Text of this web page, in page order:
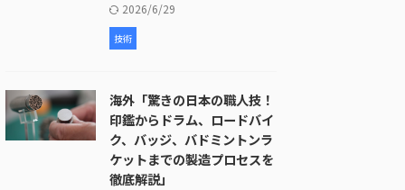
2026/6/29
技術
海外「驚きの日本の職人技！
印鑑からドラム、ロードバイ
ク、バッジ、バドミントンラ
ケットまでの製造プロセスを
徹底解説」